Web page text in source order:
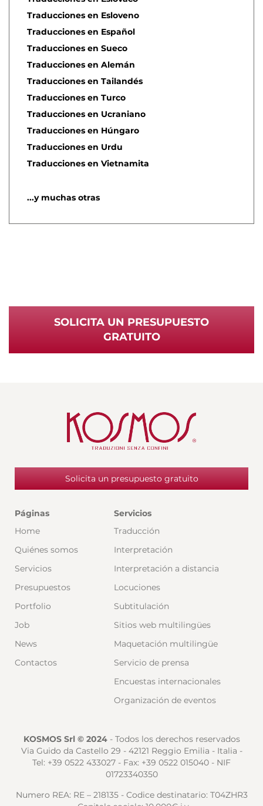
Traducciones en Esloveno
Traducciones en Español
Traducciones en Sueco
Traducciones en Alemán
Traducciones en Tailandés
Traducciones en Turco
Traducciones en Ucraniano
Traducciones en Húngaro
Traducciones en Urdu
Traducciones en Vietnamita
...y muchas otras
SOLICITA UN PRESUPUESTO
GRATUITO
Solicita un presupuesto gratuito
Páginas
Home
Quiénes somos
Servicios
Presupuestos
Portfolio
Job
News
Contactos
Servicios
Traducción
Interpretación
Interpretación a distancia
Locuciones
Subtitulación
Sitios web multilingües
Maquetación multilingüe
Servicio de prensa
Encuestas internacionales
Organización de eventos
KOSMOS Srl © 2024- Todos los derechos reservados
Via Guido da Castello 29 - 42121 Reggio Emilia - Italia -
Tel: +39 0522 433027 - Fax: +39 0522 015040 - NIF
01723340350
Numero REA: RE – 218135 - Codice destinatario: T04ZHR3